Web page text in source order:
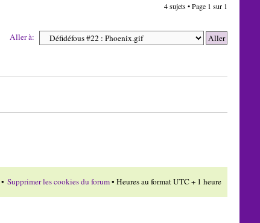
4 sujets • Page 1 sur 1
Aller à:
• Supprimer les cookies du forum• Heures au format UTC + 1 heure